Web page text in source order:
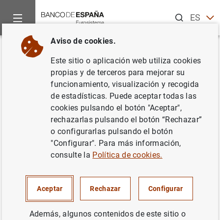
ESEN
Inicio Noticias y eventos
Volver
Estadísticas de los fondos de
pensiones de la zona del euro:
primer trimestre de 2023
Estadísticas de los fondos de pensiones de
la zona del euro: primer trimestre de 2023
(264KB)
Aviso de cookies.
Este sitio o aplicación web utiliza cookies
propias y de terceros para mejorar su
funcionamiento, visualización y recogida
de estadísticas. Puede aceptar todas las
cookies pulsando el botón "Aceptar",
rechazarlas pulsando el botón “Rechazar”
o configurarlas pulsando el botón
"Configurar". Para más información,
consulte la Política de cookies.
Aceptar Rechazar Configurar
Además, algunos contenidos de este sitio o